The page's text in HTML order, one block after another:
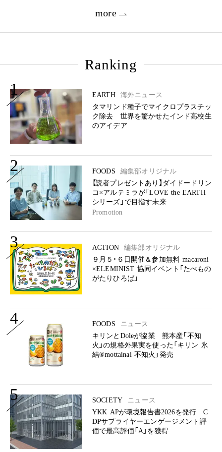
more
Ranking
1 EARTH
海外ニュース
タマリンド種子でマイクロプラスチッ
ク除去 世界を驚かせたインド高校生
のアイデア
2 FOODS
編集部オリジナル
【読者プレゼントあり】ダイドードリン
コ×アルテミラが「LOVE the EARTH
シリーズ」で目指す未来
Promotion
3 ACTION
編集部オリジナル
９月５・６日開催＆参加無料 macaroni
×ELEMINIST 協同イベント「たべもの
がたりひろば」
4 FOODS
ニュース
キリンとDoleが協業 熊本産「不知
火」の規格外果実を使った「キリン 氷
結®mottainai 不知火」発売
5 SOCIETY
ニュース
YKK APが環境報告書2026を発行 C
DPサプライヤーエンゲージメント評
価で最高評価「A」を獲得